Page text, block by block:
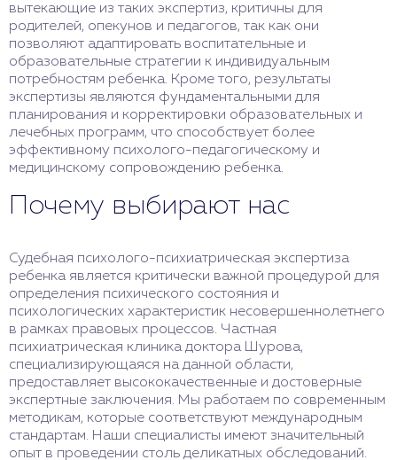
вытекающие из таких экспертиз, критичны для
родителей, опекунов и педагогов, так как они
позволяют адаптировать воспитательные и
образовательные стратегии к индивидуальным
потребностям ребенка. Кроме того, результаты
экспертизы являются фундаментальными для
планирования и корректировки образовательных и
лечебных программ, что способствует более
эффективному психолого-педагогическому и
медицинскому сопровождению ребенка.
Почему выбирают нас
Судебная психолого-психиатрическая экспертиза
ребенка является критически важной процедурой для
определения психического состояния и
психологических характеристик несовершеннолетнего
в рамках правовых процессов. Частная
психиатрическая клиника доктора Шурова,
специализирующаяся на данной области,
предоставляет высококачественные и достоверные
экспертные заключения. Мы работаем по современным
методикам, которые соответствуют международным
стандартам. Наши специалисты имеют значительный
опыт в проведении столь деликатных обследований.